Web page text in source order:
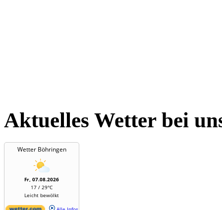
Aktuelles Wetter bei
Wetter Böhringen
Fr, 07.08.2026
17 / 29°C
Leicht bewölkt